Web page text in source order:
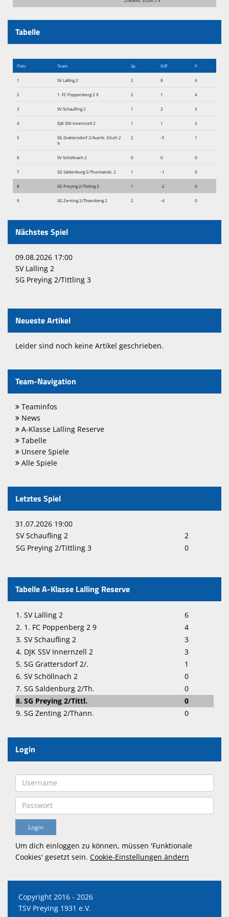
Tabelle
Platz Team Sp Diff P
1 SV Lalling 2 2 8 6
2 1. FC Poppenberg 2 9 2 1 4
3 SV Schaufling 2 1 2 3
4 DJK SSV Innernzell 2 1 1 3
5
SG Grattersdorf 2/Auerb. 3/Loh 2
9
2 -5 1
6 SV Schöllnach 2 0 0 0
7 SG Saldenburg 2/Thurmansb. 2 1 -1 0
8 SG Preying 2/Tittling 3 1 -2 0
9 SG Zenting 2/Thannberg 2 2 -4 0
Nächstes Spiel
09.08.2026 17:00
SV Lalling 2
SG Preying 2/Tittling 3
Neueste Artikel
Leider sind noch keine Artikel geschrieben.
Team-Navigation
Teaminfos
News
A-Klasse Lalling Reserve
Tabelle
Unsere Spiele
Alle Spiele
Letztes Spiel
31.07.2026 19:00
SV Schaufling 2
2
SG Preying 2/Tittling 3
0
Tabelle A-Klasse Lalling Reserve
1. SV Lalling 2
6
2. 1. FC Poppenberg 2 9
4
3. SV Schaufling 2
3
4. DJK SSV Innernzell 2
3
5. SG Grattersdorf 2/.
1
6. SV Schöllnach 2
0
7. SG Saldenburg 2/Th.
0
8. SG Preying 2/Tittl.
0
9. SG Zenting 2/Thann.
0
Login
Um dich einloggen zu können, müssen 'Funktionale
Cookies' gesetzt sein. Cookie-Einstellungen ändern
Copyright 2016 - 2026
TSV Preying 1931 e.V.